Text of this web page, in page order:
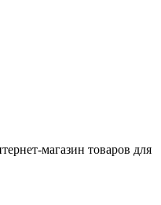
магазин товаров для